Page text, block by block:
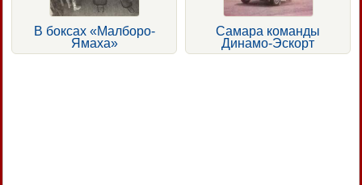
В боксах «Малборо-
Ямаха»
Самара команды
Динамо-Эскорт